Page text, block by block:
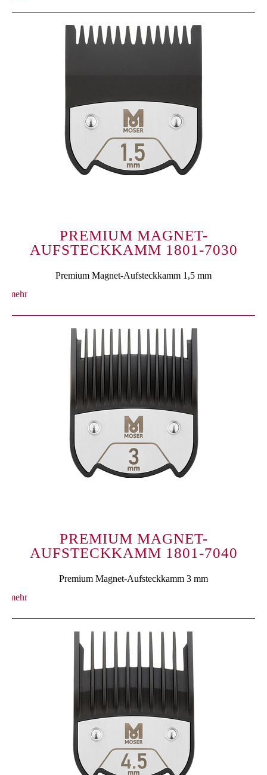
PREMIUM MAGNET-
AUFSTECKKAMM 1801-7030
Premium Magnet-Aufsteckkamm 1,5 mm
mehr
PREMIUM MAGNET-
AUFSTECKKAMM 1801-7040
Premium Magnet-Aufsteckkamm 3 mm
mehr